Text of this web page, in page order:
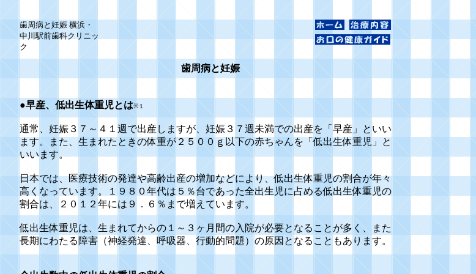
歯周病と妊娠 横浜・
中川駅前歯科クリニッ
ク
歯周病と妊娠
●早産、低出生体重児とは※１
通常、妊娠３７～４１週で出産しますが、妊娠３７週未満での出産を「早産」といい
ます。また、生まれたときの体重が２５００ｇ以下の赤ちゃんを「低出生体重児」と
いいます。
日本では、医療技術の発達や高齢出産の増加などにより、低出生体重児の割合が年々
高くなっています。１９８０年代は５％台であった全出生児に占める低出生体重児の
割合は、２０１２年には９．６％まで増えています。
低出生体重児は、生まれてからの１～３ヶ月間の入院が必要となることが多く、また
長期にわたる障害（神経発達、呼吸器、行動的問題）の原因となることもあります。